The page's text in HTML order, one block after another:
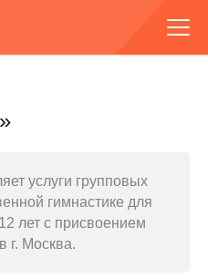
услуги групповых
гимнастике для
лет с присвоением
г. Москва.